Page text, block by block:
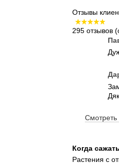
Когда
Растения с
Отзывы
295 отзывов
Смотреть